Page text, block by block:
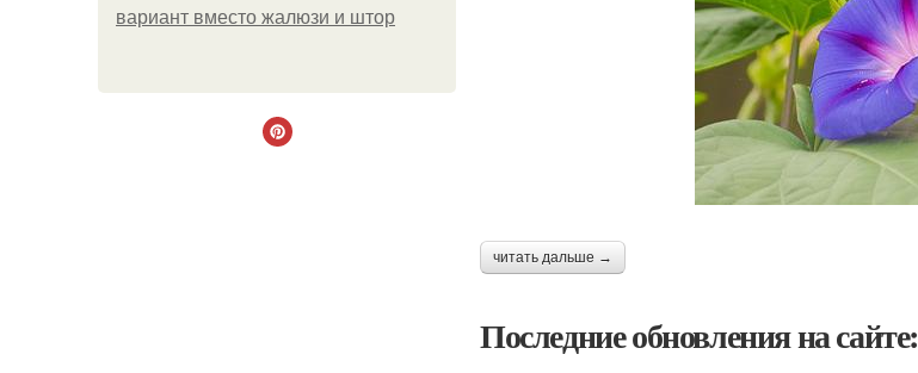
вариант вместо жалюзи и штор
читать дальше →
Последние обновления на сайте: